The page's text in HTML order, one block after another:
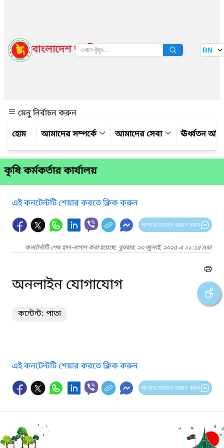
বাংলাদেশ জাতীয় তথ্য বাতায়ন BN
মেনু নির্বাচন করুন
আমাদের সম্পর্কে
আমাদের সেবা ঊর্ধ্বতন
কৃষি কর্মকর্তার কার্যালয়
এই কনটেন্টটি শেয়ার করতে ক্লিক করুন
আপনার মতামত প্রদান করুন
কনটেন্টটি শেষ হাল-নাগাদ করা হয়েছে: বুধবার, ২৩ জুলাই, ২০২৫ এ ১১:১৫ AM
অনলাইন যোগাযোগ
কন্টেন্ট: পাতা
এই কনটেন্টটি শেয়ার করতে ক্লিক করুন
আপনার মতামত প্রদান করুন